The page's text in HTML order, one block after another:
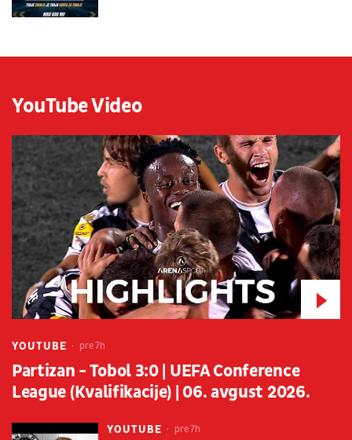
YouTube Video
YOUTUBE pre 7h
Partizan - Tobol 3:0 | UEFA Conference
League (Kvalifikacije) | 06. avgust 2026.
YOUTUBE pre 7h